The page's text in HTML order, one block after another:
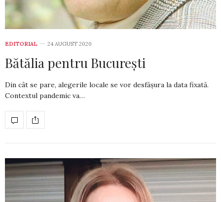
EDITORIAL 24 AUGUST 2020
Bătălia pentru București
Din cât se pare, alegerile locale se vor desfășura la data fixată.
Contextul pandemic va…